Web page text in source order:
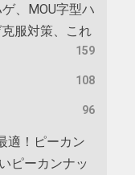
、MOU字型ハ
服対策、これ
159
108
96
適！ピーカン
ピーカンナッ